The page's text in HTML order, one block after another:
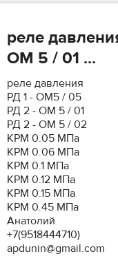
реле
ОМ 5 / 01 ...
реле давления
РД 1 - ОМ5 / 05
РД 2 - ОМ 5 / 01
РД 2 - ОМ 5 / 02
КРМ 0.05 МПа
КРМ 0.06 МПа
КРМ 0.1 МПа
КРМ 0.12 МПа
КРМ 0.15 МПа
КРМ 0.45 МПа
Анатолий
+7(9518444710)
apdunin@gmail.com